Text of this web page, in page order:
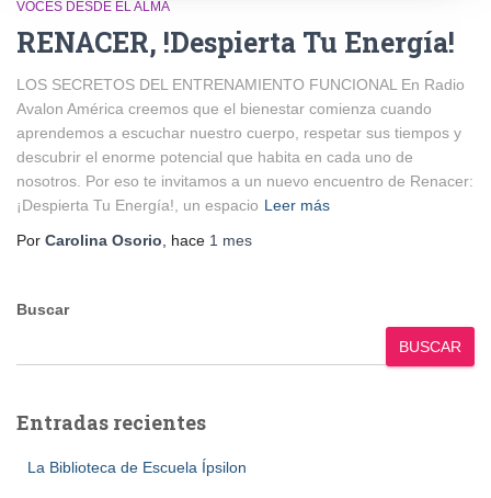
VOCES DESDE EL ALMA
RENACER, !Despierta Tu Energía!
LOS SECRETOS DEL ENTRENAMIENTO FUNCIONAL En Radio
Avalon América creemos que el bienestar comienza cuando
aprendemos a escuchar nuestro cuerpo, respetar sus tiempos y
descubrir el enorme potencial que habita en cada uno de
nosotros. Por eso te invitamos a un nuevo encuentro de Renacer:
¡Despierta Tu Energía!, un espacio Leer más
Por Carolina Osorio , hace 1 mes
Buscar
BUSCAR
Entradas recientes
La Biblioteca de Escuela Ípsilon